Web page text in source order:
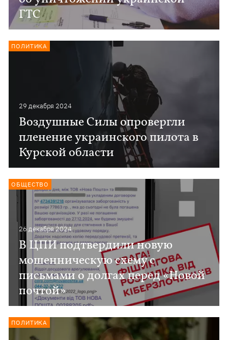
ГТС
29 декабря 2024
Воздушные Силы опровергли
пленение украинского пилота в
Курской области
ПОЛИТИКА
26 декабря 2024
В ЦПИ подтвердили новую
мошенническую схему с
письмами о долгах перед «Новой
почтой»
ОБЩЕСТВО
ПОЛИТИКА